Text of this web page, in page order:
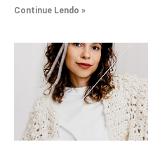
Continue Lendo »